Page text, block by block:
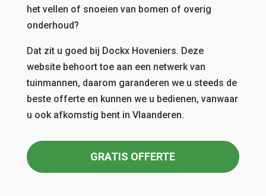
het vellen of snoeien van bomen of overig
onderhoud?
Dat zit u goed bij Dockx Hoveniers. Deze
website behoort toe aan een netwerk van
tuinmannen, daarom garanderen we u steeds de
beste offerte en kunnen we u bedienen, vanwaar
u ook afkomstig bent in Vlaanderen.
GRATIS OFFERTE